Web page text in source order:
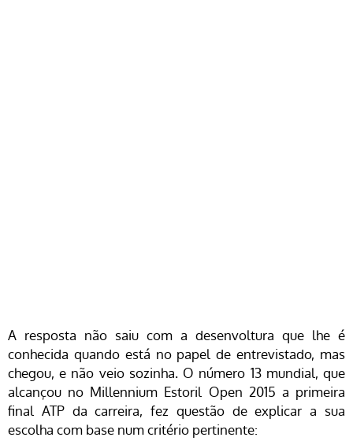
A resposta não saiu com a desenvoltura que lhe é
conhecida quando está no papel de entrevistado, mas
chegou, e não veio sozinha. O número 13 mundial, que
alcançou no Millennium Estoril Open 2015 a primeira
final ATP da carreira, fez questão de explicar a sua
escolha com base num critério pertinente: